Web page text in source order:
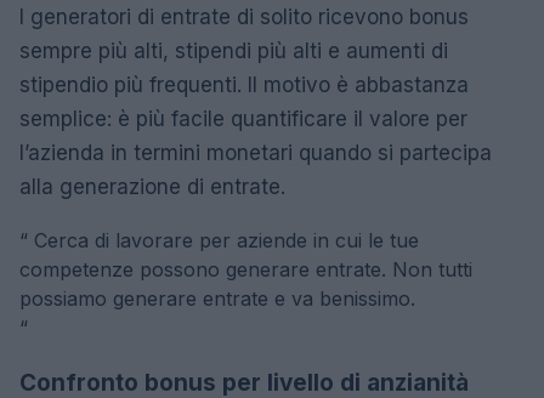
I generatori di entrate di solito ricevono bonus
sempre più alti, stipendi più alti e aumenti di
stipendio più frequenti. Il motivo è abbastanza
semplice: è più facile quantificare il valore per
l’azienda in termini monetari quando si partecipa
alla generazione di entrate.
“ Cerca di lavorare per aziende in cui le tue
competenze possono generare entrate. Non tutti
possiamo generare entrate e va benissimo.
“
Confronto bonus per livello di anzianità